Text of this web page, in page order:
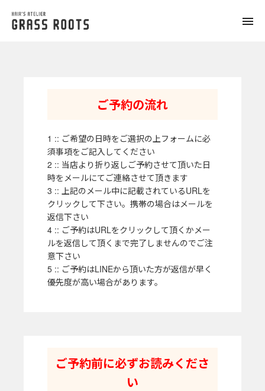
toggle
ご予約の流れ
1 :: ご希望の日時をご選択の上フォームに必
須事項をご記入してください
2 :: 当店より折り返しご予約させて頂いた日
時をメールにてご連絡させて頂きます
3 :: 上記のメール中に記載されているURLを
クリックして下さい。携帯の場合はメールを
返信下さい
4 :: ご予約はURLをクリックして頂くかメー
ルを返信して頂くまで完了しませんのでご注
意下さい
5 :: ご予約はLINEから頂いた方が返信が早く
優先度が高い場合があります。
ご予約前に必ずお読みくださ
い